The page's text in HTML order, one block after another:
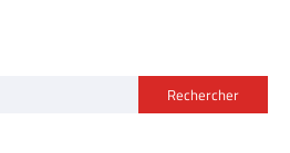
Rechercher